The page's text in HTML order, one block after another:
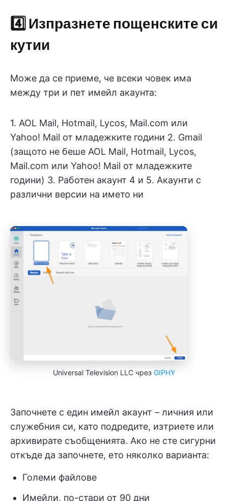
4️⃣ Изпразнете пощенските си
кутии
Може да се приеме, че всеки човек има
между три и пет имейл акаунта:
1. AOL Mail, Hotmail, Lycos, Mail.com или
Yahoo! Mail от младежките години 2. Gmail
(защото не беше AOL Mail, Hotmail, Lycos,
Mail.com или Yahoo! Mail от младежките
години) 3. Работен акаунт 4 и 5. Акаунти с
различни версии на името ни
Universal Television LLC чрез GIPHY
Започнете с един имейл акаунт – личния или
служебния си, като подредите, изтриете или
архивирате съобщенията. Ако не сте сигурни
откъде да започнете, ето няколко варианта:
Големи файлове
Имейли, по-стари от 90 дни